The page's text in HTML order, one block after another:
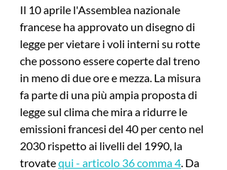
Il 10 aprile l'Assemblea nazionale
francese ha approvato un disegno di
legge per vietare i voli interni su rotte
che possono essere coperte dal treno
in meno di due ore e mezza. La misura
fa parte di una più ampia proposta di
legge sul clima che mira a ridurre le
emissioni francesi del 40 per cento nel
2030 rispetto ai livelli del 1990, la
trovate qui - articolo 36 comma 4. Da